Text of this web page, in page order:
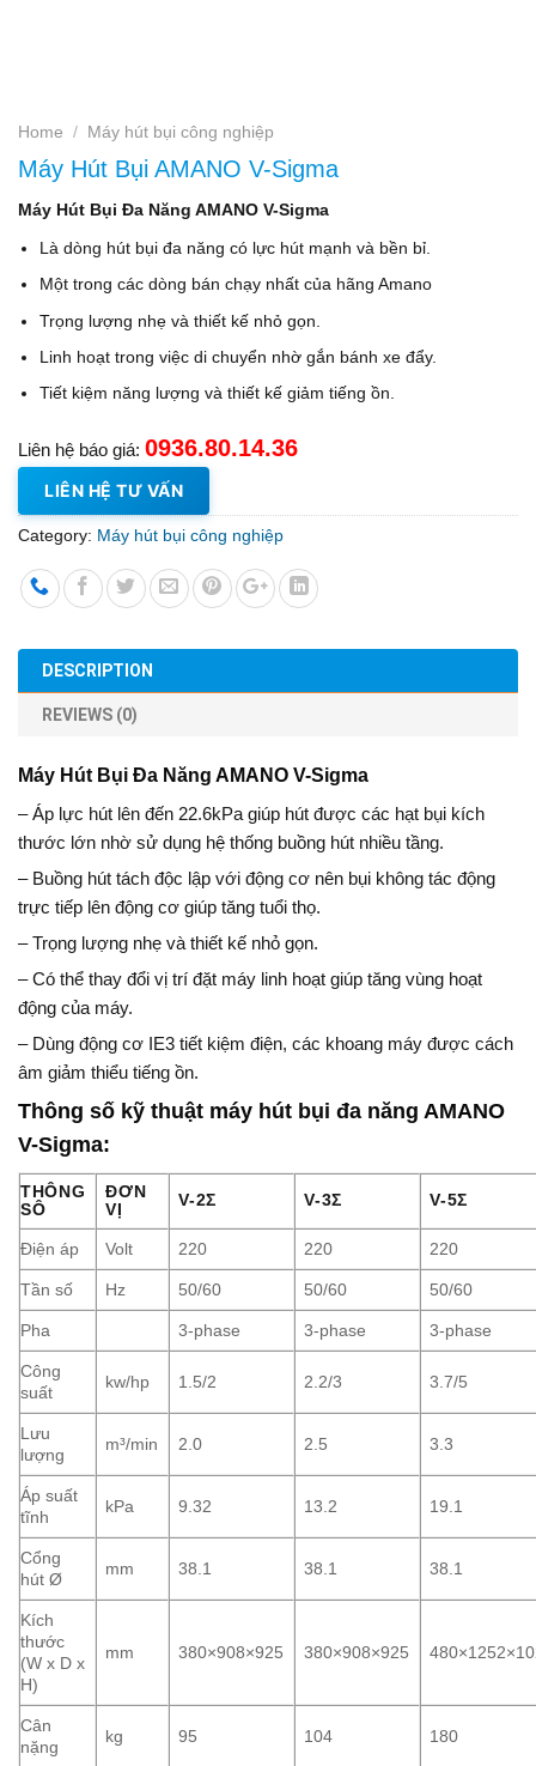
Home / Máy hút bụi công nghiệp
Máy Hút Bụi AMANO V-Sigma
Máy Hút Bụi Đa Năng AMANO V-Sigma
Là dòng hút bụi đa năng có lực hút mạnh và bền bỉ.
Một trong các dòng bán chạy nhất của hãng Amano
Trọng lượng nhẹ và thiết kế nhỏ gọn.
Linh hoạt trong việc di chuyển nhờ gắn bánh xe đẩy.
Tiết kiệm năng lượng và thiết kế giảm tiếng ồn.
Liên hệ báo giá: 0936.80.14.36
LIÊN HỆ TƯ VẤN
Category: Máy hút bụi công nghiệp
DESCRIPTION
REVIEWS (0)
Máy Hút Bụi Đa Năng AMANO V-Sigma
– Áp lực hút lên đến 22.6kPa giúp hút được các hạt bụi kích
thước lớn nhờ sử dụng hệ thống buồng hút nhiều tầng.
– Buồng hút tách độc lập với động cơ nên bụi không tác động
trực tiếp lên động cơ giúp tăng tuổi thọ.
– Trọng lượng nhẹ và thiết kế nhỏ gọn.
– Có thể thay đổi vị trí đặt máy linh hoạt giúp tăng vùng hoạt
động của máy.
– Dùng động cơ IE3 tiết kiệm điện, các khoang máy được cách
âm giảm thiểu tiếng ồn.
Thông số kỹ thuật máy hút bụi đa năng AMANO
V-Sigma:
THÔNG
SÔ
ĐƠN
VỊ
V-2Σ V-3Σ V-5Σ
Điện áp Volt 220 220 220
Tần số Hz 50/60 50/60 50/60
Pha 3-phase 3-phase 3-phase
Công
suất
kw/hp 1.5/2 2.2/3 3.7/5
Lưu
lượng
m³/min 2.0 2.5 3.3
Áp suất
tĩnh
kPa 9.32 13.2 19.1
Cổng
hút Ø
mm 38.1 38.1 38.1
Kích
thước
(W x D x
H)
mm 380×908×925 380×908×925
Cân
nặng
kg 95 104 180